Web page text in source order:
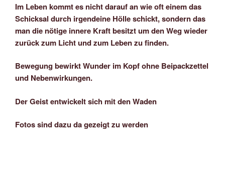
Im Leben kommt es nicht darauf an wie oft einem das
Schicksal durch irgendeine Hölle schickt, sondern das
man die nötige innere Kraft besitzt um den Weg wieder
zurück zum Licht und zum Leben zu finden.
Bewegung bewirkt Wunder im Kopf ohne Beipackzettel
und Nebenwirkungen.
Der Geist entwickelt sich mit den Waden
Fotos sind dazu da gezeigt zu werden